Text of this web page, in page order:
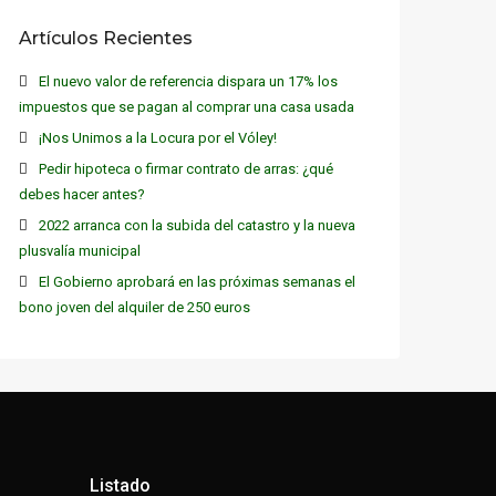
Artículos Recientes
El nuevo valor de referencia dispara un 17% los
impuestos que se pagan al comprar una casa usada
¡Nos Unimos a la Locura por el Vóley!
Pedir hipoteca o firmar contrato de arras: ¿qué
debes hacer antes?
2022 arranca con la subida del catastro y la nueva
plusvalía municipal
El Gobierno aprobará en las próximas semanas el
bono joven del alquiler de 250 euros
Listado